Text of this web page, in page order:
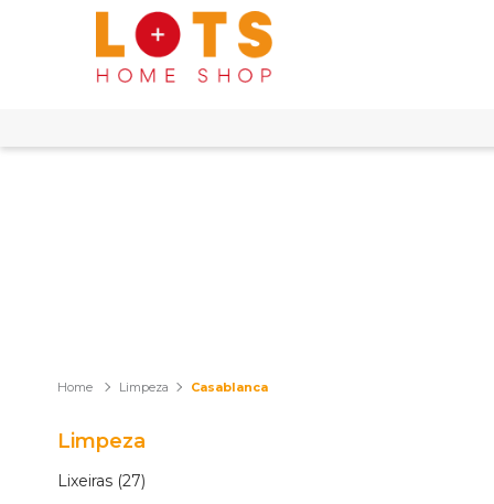
Limpeza Casablanca
Limpeza
Lixeiras (27)